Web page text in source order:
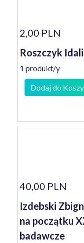
2,00 PLN
Roszczyk
1 produkt/y
Dodaj do
40,00 PLN
Izdebski
na początku
badawcze